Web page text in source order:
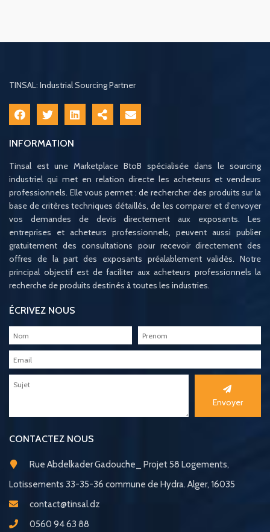
TINSAL: Industrial Sourcing Partner
INFORMATION
Tinsal est une Marketplace BtoB spécialisée dans le sourcing
industriel qui met en relation directe les acheteurs et vendeurs
professionnels. Elle vous permet : de rechercher des produits sur la
base de critères techniques détaillés, de les comparer et d’envoyer
vos demandes de devis directement aux exposants. Les
entreprises et acheteurs professionnels, peuvent aussi publier
gratuitement des consultations pour recevoir directement des
offres de la part des exposants préalablement validés. Notre
principal objectif est de faciliter aux acheteurs professionnels la
recherche de produits destinés à toutes les industries.
ÉCRIVEZ NOUS
Envoyer
CONTACTEZ NOUS
Rue Abdelkader Gadouche_ Projet 58 Logements,
Lotissements 33-35-36 commune de Hydra. Alger, 16035
contact@tinsal.dz
0560 94 63 88